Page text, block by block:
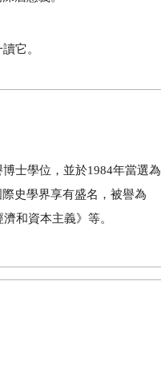
它。
士學位，並於1984年當選為
史學界享有盛名，被譽為
和資本主義》等。